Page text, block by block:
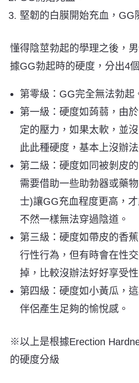
堅韌的白膜開始充血，GG
懂得陰莖勃起的學理之後，
據GG勃起時的硬度，分出4
第零級：GG完全無法勃起
第一級：硬度如蒟蒻，由
定的壓力，如果太軟，並
此此種硬度，基本上沒辦
第二級：硬度如同被剝皮
需要借助一些助勃器或藥
士)讓GG充血程度更高，才
不然一樣無法穿過陰道。
第三級：硬度如帶皮的香
行性行為，但有時會在性
掉，比較沒辦法好好享受性
第四級：硬度如小黃瓜，
伴侶產生足夠的愉悅感。
※以上是根據Erection
的硬度分級